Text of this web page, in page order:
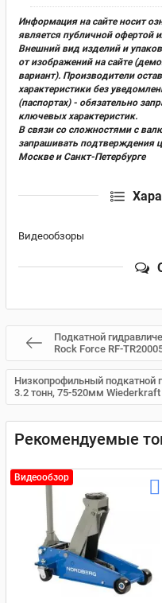
Информация на сайте носит
является публичной офертой
Внешний вид изделий и
от изображений на сайте
вариант). Производители
характеристики без
(паспортах) - обязательно
ключевых характеристик.
В связи со сложностями с
запрашивать подтверждения
Москве и Санкт-Петербурге
Видеообзоры
Подкатной
Rock Force RF-
Низкопрофильный подкатной
3.2 тонн, 75-520мм Wiederkraft
Рекомендуемые
Видеообзор